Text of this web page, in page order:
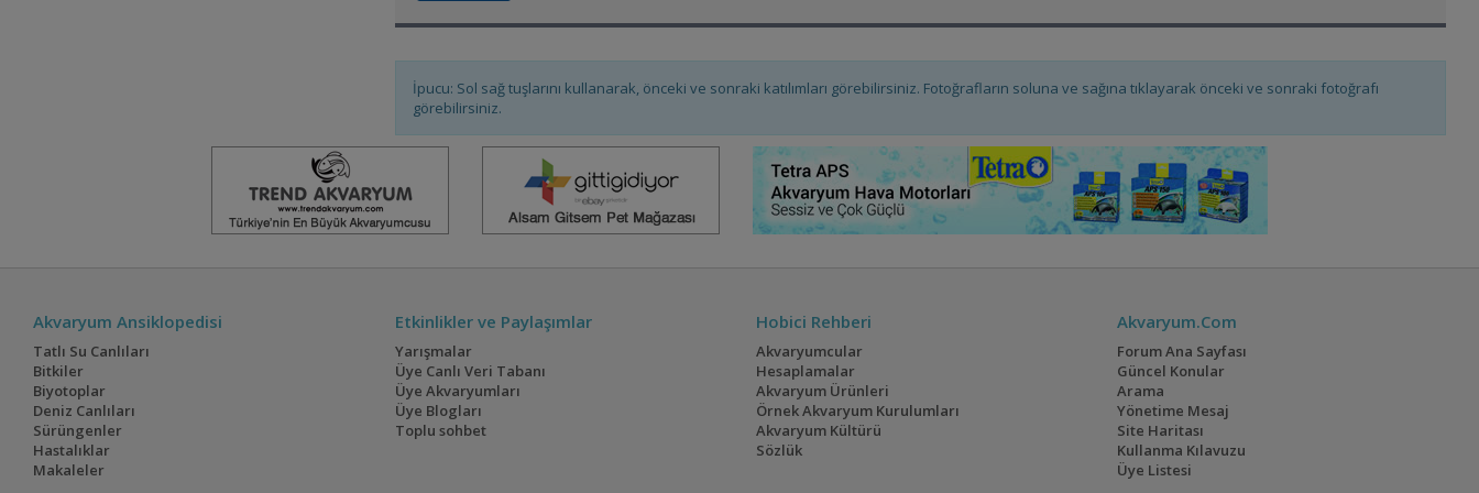
İpucu: Sol sağ tuşlarını kullanarak, önceki ve sonraki katılımları görebilirsiniz. Fotoğrafların soluna ve sağına tıklayarak önceki ve sonraki fotoğrafı
görebilirsiniz.
Akvaryum Ansiklopedisi
Tatlı Su Canlıları
Bitkiler
Biyotoplar
Deniz Canlıları
Sürüngenler
Hastalıklar
Makaleler
Etkinlikler ve Paylaşımlar
Yarışmalar
Üye Canlı Veri Tabanı
Üye Akvaryumları
Üye Blogları
Toplu sohbet
Hobici Rehberi
Akvaryumcular
Hesaplamalar
Akvaryum Ürünleri
Örnek Akvaryum Kurulumları
Akvaryum Kültürü
Sözlük
Akvaryum.Com
Forum Ana Sayfası
Güncel Konular
Arama
Yönetime Mesaj
Site Haritası
Kullanma Kılavuzu
Üye Listesi